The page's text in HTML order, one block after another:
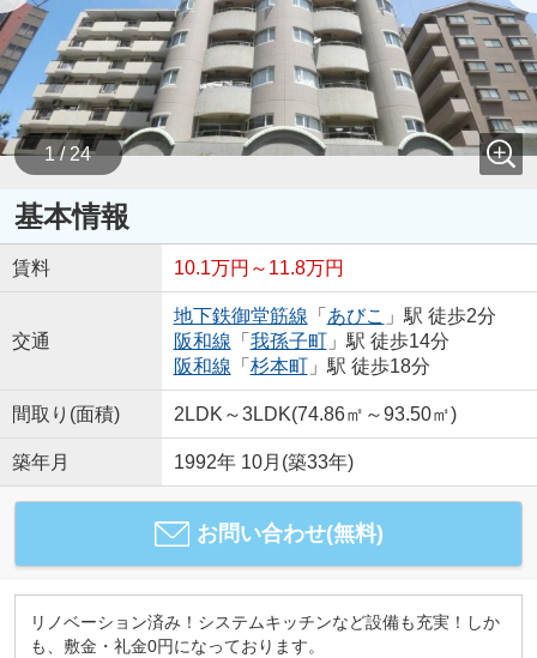
1 / 24
基本情報
賃料 10.1万円～11.8万円
交通
地下鉄御堂筋線 「 あびこ 」駅 徒歩2分
阪和線 「 我孫子町」駅 徒歩14分
阪和線 「 杉本町」駅 徒歩18分
間取り(面積) 2LDK～3LDK(74.86㎡～93.50㎡)
築年月 1992年 10月(築33年)
お問い合わせ(無料)
リノベーション済み！システムキッチンなど設備も充実！しか
も、敷金・礼金0円になっております。